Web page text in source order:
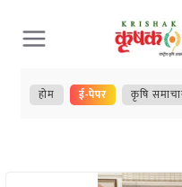
Skip
to
content
होम ई-पेपर कृषि